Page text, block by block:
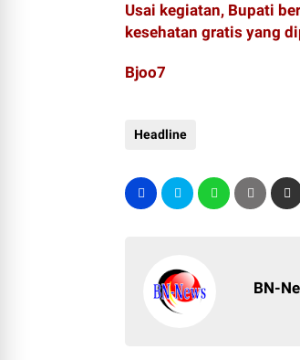
‎Usai kegiatan, Bupati
kesehatan gratis yang
Bjoo7
Headline
BN-